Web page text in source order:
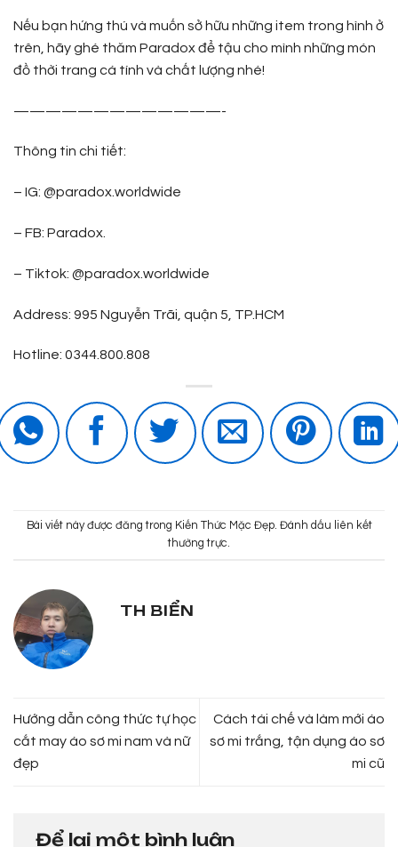
Nếu bạn hứng thú và muốn sở hữu những item trong hình ở
trên, hãy ghé thăm Paradox để tậu cho mình những món
đồ thời trang cá tính và chất lượng nhé!
—————————————-
Thông tin chi tiết:
– IG: @paradox.worldwide
– FB: Paradox.
– Tiktok: @paradox.worldwide
Address: 995 Nguyễn Trãi, quận 5, TP.HCM
Hotline: 0344.800.808
Bài viết này được đăng trong Kiến Thức Mặc Đẹp. Đánh dấu
liên kết
thường trực.
TH BIỂN
Hướng dẫn công thức tự học
cắt may áo sơ mi nam và nữ
đẹp
Cách tái chế và làm mới áo
sơ mi trắng, tận dụng áo sơ
mi cũ
Để lại một bình luận